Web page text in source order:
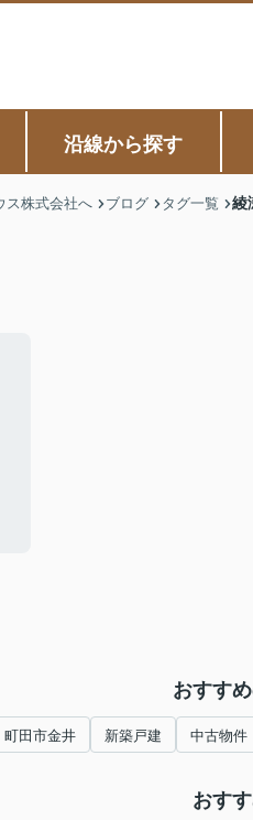
沿線から探す
ス株式会社へ ブログ タグ一覧 綾
おすす
町田市金井 新築戸建 中古物件
おす